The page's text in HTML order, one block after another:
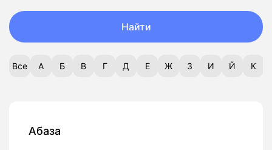
Найти
Все А Б В Г Д Е Ж З И Й К
Абаза